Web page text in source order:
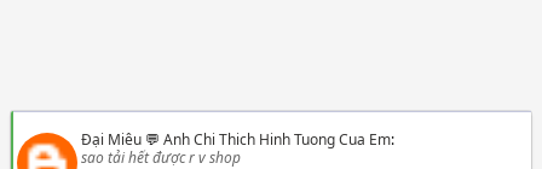
Đại Miêu💬 Anh Chi Thich Hinh Tuong Cua Em:
sao tải hết được r v shop